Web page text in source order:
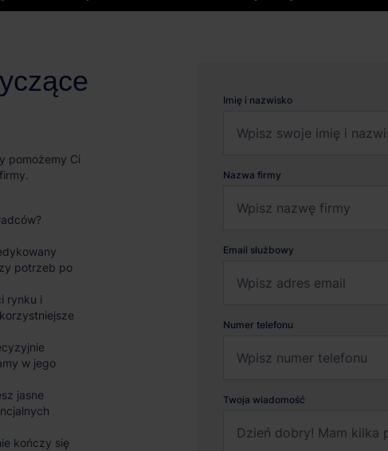
pomożemy Ci
potrzeb po
rynku i
w jego
jasne
kończy się
Imię i nazwisko
Nazwa firmy
Email służbowy
Numer telefonu
Twoja wiadomość